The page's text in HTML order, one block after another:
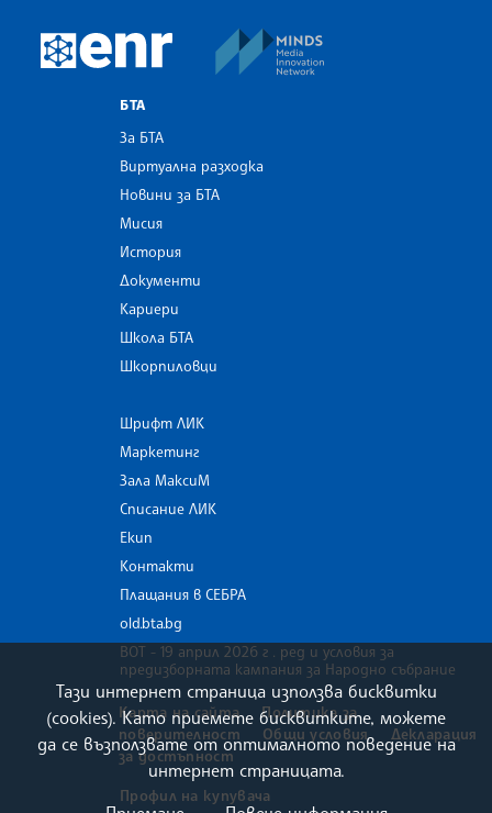
European Newsroom
БТА
За БТА
Виртуална разходка
Новини за БТА
Мисия
История
Документи
Кариери
Школа БТА
Шкорпиловци
Шрифт ЛИК
Маркетинг
Зала МаксиМ
Списание ЛИК
Екип
Контакти
Плащания в СЕБРА
old.bta.bg
ВОТ - 19 април 2026 г . ред и условия за
предизборната кампания за Народно събрание
Карта на сайта
Политика за
поверителност
Общи условия
Декларация
за достъпност
Профил на купувача
Тази интернет страница използва бисквитки
(cookies). Като приемете бисквитките, можете
да се възползвате от оптималното поведение на
интернет страницата.